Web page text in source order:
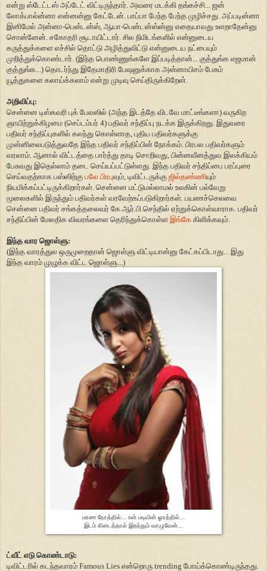
என்று ஸ்டேட்டஸ் அப்டேட் விட்டிருந்தார். அவரை மடக்கி தங்கச்சி... ஜன்
லோக்பால்ன்னா என்னன்னு கேட்டேன். பாப்பா பேந்த பேந்த முழிச்சது. அப்படின்னா
இனிமேல் அன்னா-பென்டன்ஸ், ஆயா-பென்டன்ஸ்ன்னு எதையாவது உளறாதேன்னு
சொன்னேன். சகோதரி சூடாயிட்டார். சில நிமிடங்களில் என்னுடைய
கருத்துக்களை எச்சில் தொட்டு அழித்துவிட்டு என்னுடைய நட்பையும்
முறித்துக்கொண்டார். (இந்த பொண்ணுங்களே இப்படித்தான்... குத்துங்க எஜமான்
குத்துங்க...) தொடர்ந்து இதேமாதிரி பேஷனுக்காக அன்னாயிசம் பேசும்
யூத்துகளை கலாய்க்கலாம் என்று முடிவு செய்திருக்கிறேன்.
அறிவிப்பு:
சென்னை டிஸ்கவரி புக் பேலஸில் (அந்த இடத்தே விடவே மாட்டீங்களா) வருகிற
ஞாயிற்றுக்கிழமை (செப்டம்பர் 4) பதிவர் சந்திப்பு நடக்க இருக்கிறது. இதுவரை
பதிவர் சந்திப்புகளில் கலந்து கொள்ளாத, புதிய பதிவர்களுக்கு
முன்னிலைபடுத்துவதே இந்த பதிவர் சந்திப்பின் நோக்கம். பிரபல பதிவர்களும்
வரலாம். ஆனால் விட்டத்தை பார்த்து தாடி சொறிவது, பின்னவீனத்துவ இலக்கியம்
பேசுவது இதெல்லாம் தடை செய்யப்பட்டுள்ளது. இந்த பதிவர் சந்திப்பை பரப்புரை
செய்வதற்காக பஸ்ஸிற்கு பலே பிரபுவும், டிவிட்டருக்கு ஜில்தண்ணியும்
நியமிக்கப்பட்டிருக்கிறார்கள். சென்னை மட்டுமல்லாமல் உலகின் பல்வேறு
மூலைகளில் இருந்தும் பதிவர்கள் வரவேற்கப்படுகிறார்கள். பயணச்செலவை
சென்னை பதிவர் சங்கத்தலைவர் கே.ஆர்.பி.செந்தில் ஏற்றுக்கொள்வாராக. பதிவர்
சந்திப்பின் மேலதிக விவரங்களை தெரிந்துக்கொள்ள இங்கே கிளிக்கவும்.
இந்த வார ஜொள்ளு:
(இந்த வாரத்துல ஒருமுறைதான் ஜொள்ளு விட்டியான்னு கேட்கப்பிடாது... இது
இந்த வாரம் முழுக்க விட்ட ஜொள்ளு...)
மரண நேரத்தில்... உன் மடியின் ஓரத்தில்...
இடம் கிடைத்தால் இறந்தும் வாழுவேன்...
ட்வீட் எடு கொண்டாடு:
டிவிட்டரில் கடந்தவாரம் Famous Lies என்றொரு trending போய்க்கொண்டிருந்தது.